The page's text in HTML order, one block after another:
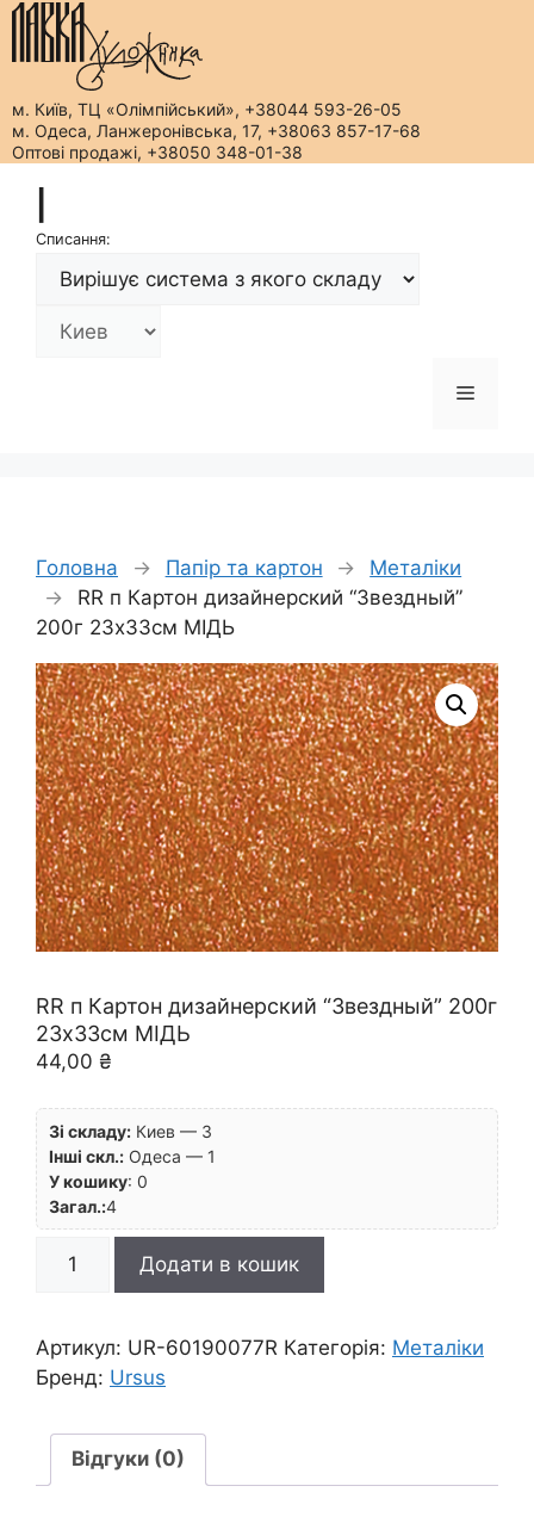
м. Київ, ТЦ «Олімпійський», +38044 593-26-05
м. Одеса, Ланжеронівська, 17, +38063 857-17-68
Оптові продажі, +38050 348-01-38
вмістуСписання:
Меню
Головна → Папір та картон →
Металіки
→
RR п Картон дизайнерский “Звездный”
200г 23х33см МІДЬ
RR п Картон дизайнерский “Звездный” 200г
23х33см МІДЬ
44,00 ₴
Зі складу: Киев — 3
Інші скл.: Одеса — 1
У кошику: 0
Загал.:4
дизайнерский
"Звездный"
23х33см
МІДЬ
кількість
Додати в кошик
Артикул: UR-60190077R Категорія: Металіки
Бренд: Ursus
Відгуки (0)